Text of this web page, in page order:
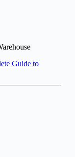
Guide to